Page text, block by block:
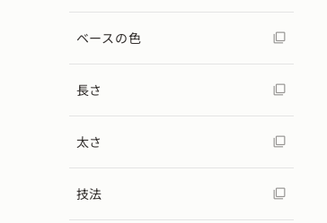
ベースの色
長さ
太さ
技法